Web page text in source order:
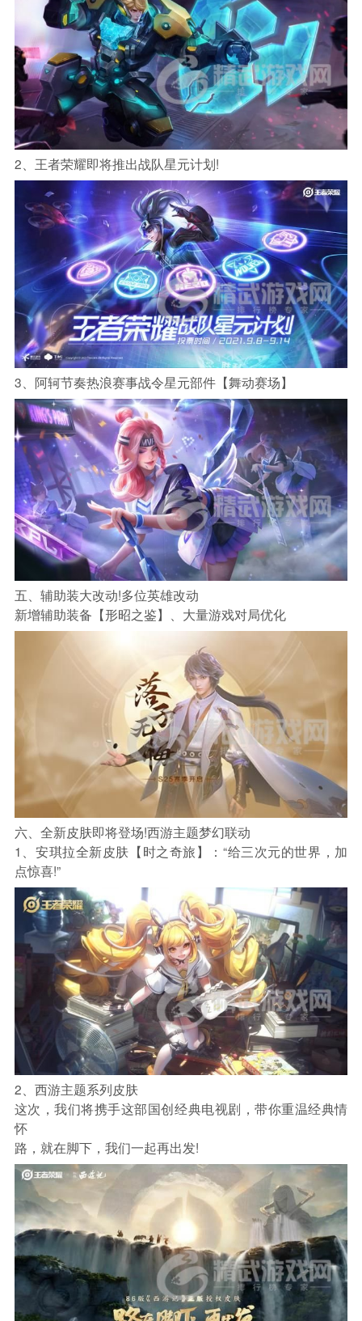
2、王者荣耀即将推出战队星元计划!
3、阿轲节奏热浪赛事战令星元部件【舞动赛场】
五、辅助装大改动!多位英雄改动
新增辅助装备【形昭之鉴】、大量游戏对局优化
六、全新皮肤即将登场!西游主题梦幻联动
1、安琪拉全新皮肤【时之奇旅】：“给三次元的世界，加
点惊喜!”
2、西游主题系列皮肤
这次，我们将携手这部国创经典电视剧，带你重温经典情
怀
路，就在脚下，我们一起再出发!